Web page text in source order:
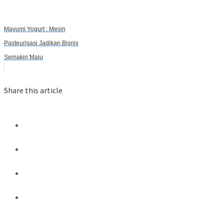
Mayumi Yogurt : Mesin
Pasteurisasi Jadikan Bisnis
Semakin Maju
Share this article